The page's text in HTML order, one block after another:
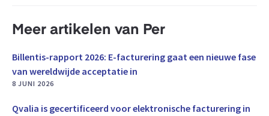
Meer artikelen van Per
Billentis-rapport 2026: E-facturering gaat een nieuwe fase
van wereldwijde acceptatie in
8 JUNI 2026
Qvalia is gecertificeerd voor elektronische facturering in